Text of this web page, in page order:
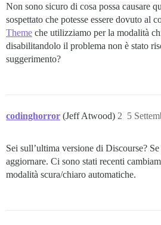
Non sono sicuro di cosa possa causare
sospettato che potesse essere dovuto al
Theme che utilizziamo per la modalità
disabilitandolo il problema non è stato
suggerimento?
codinghorror (Jeff Atwood) 5
2
Sei sull’ultima versione di Discourse?
aggiornare. Ci sono stati recenti
modalità scura/chiaro automatiche.